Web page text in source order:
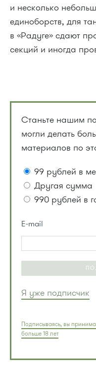
и несколько
единоборств, для
в «Радуге» сдают
секций и иногда
Станьте нашим
могли делать
материалов по
99 рублей в
Другая сумма
990 рублей в
E-mail
Я уже подписчик
Подписываясь, вы
больше 18 лет